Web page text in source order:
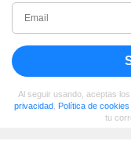
Al seguir usando, aceptas los
privacidad, Política de cookies
tu